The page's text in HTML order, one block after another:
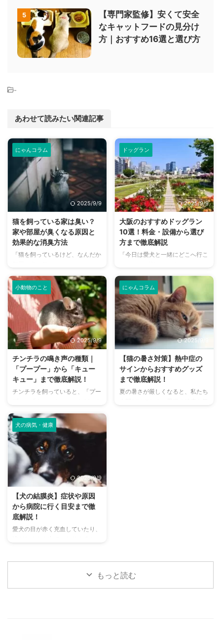
5
【専門家監修】安くて安全
なキャットフードの見分け
方｜おすすめ16選と選び方
-
あわせて読みたい関連記事
にゃんコラム
2025/9/9
猫を飼っている家は臭い？
家や部屋が臭くなる原因と
効果的な消臭方法
「猫を飼っているけど、なんだか
悩みはありませんか？猫との暮ら
しは幸せで満ちていますが、独特
のにおいが気になるという飼い主
さんは少なくありません。 特
に、来客時などは「うちのにお
い、大丈夫かな？」と不安に感じ
てしまうこともあるでしょう。
この記事では、猫のにおいの原因
を根本から突き止め、トイレ、
体、部屋など、場所別に具体的な
消臭対策を徹底的に解説します。
さらに、猫と飼い主さん両方にと
って快適な消臭グッズの選び方ま
の情報を網羅的にご紹介します。
今 ...
ドッグラン
2025/9/9
大阪のおすすめドッグラン
10選！料金・設備から選び
方まで徹底解説
「今日は愛犬と一緒にどこへ行こ
か？大阪には、広大な敷地でのび
のびと遊べるドッグランから、都
心でアクセスしやすい便利な施設
まで、魅力的なドッグランがたく
さんあります。 しかし、「初め
てドッグランに行くから不安」
「どの施設が愛犬に合っているか
わからない」という方も多いので
はないでしょうか。 この記事で
は、大阪府内にある人気のドッグ
ランを厳選し、料金、広さ、利用
条件、設備など、気になる情報を
網羅的に解説します。 さらに、
小動物のこと
2025/9/9
チンチラの鳴き声の種類｜
「プープー」から「キュー
キュー」まで徹底解説！
チンチラを飼っていると、「プー
まざまな鳴き声が聞こえてくるこ
とがありますよね。 チンチラは
犬や猫のように鳴き声で感情を表
現するため、その鳴き声の意味を
理解することは、愛チンチラとの
関係を深める上で非常に大切で
す。 この記事では、チンチラの
代表的な鳴き声の種類とその意味
を詳しく解説します。 さらに、
鳴き声からわかるストレスや病気
のサイン、チンチラが鳴く理由を
理解して良好な関係を築くための
ヒントもご紹介します。 この記
ニ ...
にゃんコラム
2025/9/9
【猫の暑さ対策】熱中症の
サインからおすすめグッズ
まで徹底解説！
夏の暑さが厳しくなると、私たち
る ...
犬の病気・健康
2025/9/9
【犬の結膜炎】症状や原因
から病院に行く目安まで徹
底解説！
愛犬の目が赤く充血していたり、
る目の病気ですが、原因や症状は
さまざまです。 この記事では、
もっと読む